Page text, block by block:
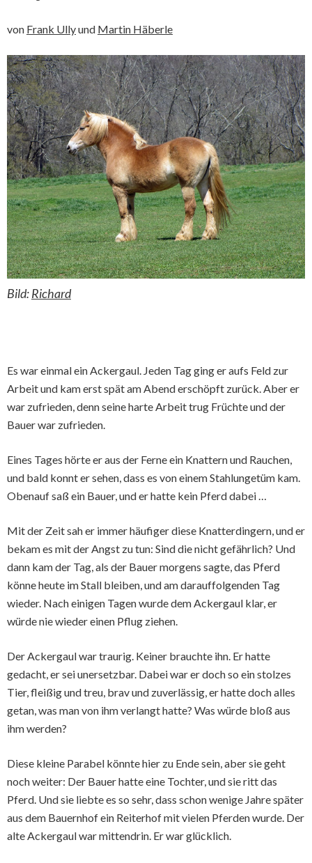
von Frank Ullyund Martin Häberle
Bild:Richard
Es war einmal ein Ackergaul. Jeden Tag ging er aufs Feld zur
Arbeit und kam erst spät am Abend erschöpft zurück. Aber er
war zufrieden, denn seine harte Arbeit trug Früchte und der
Bauer war zufrieden.
Eines Tages hörte er aus der Ferne ein Knattern und Rauchen,
und bald konnt er sehen, dass es von einem Stahlungetüm kam.
Obenauf saß ein Bauer, und er hatte kein Pferd dabei …
Mit der Zeit sah er immer häufiger diese Knatterdingern, und er
bekam es mit der Angst zu tun: Sind die nicht gefährlich? Und
dann kam der Tag, als der Bauer morgens sagte, das Pferd
könne heute im Stall bleiben, und am darauffolgenden Tag
wieder. Nach einigen Tagen wurde dem Ackergaul klar, er
würde nie wieder einen Pflug ziehen.
Der Ackergaul war traurig. Keiner brauchte ihn. Er hatte
gedacht, er sei unersetzbar. Dabei war er doch so ein stolzes
Tier, fleißig und treu, brav und zuverlässig, er hatte doch alles
getan, was man von ihm verlangt hatte? Was würde bloß aus
ihm werden?
Diese kleine Parabel könnte hier zu Ende sein, aber sie geht
noch weiter: Der Bauer hatte eine Tochter, und sie ritt das
Pferd. Und sie liebte es so sehr, dass schon wenige Jahre später
aus dem Bauernhof ein Reiterhof mit vielen Pferden wurde. Der
alte Ackergaul war mittendrin. Er war glücklich.